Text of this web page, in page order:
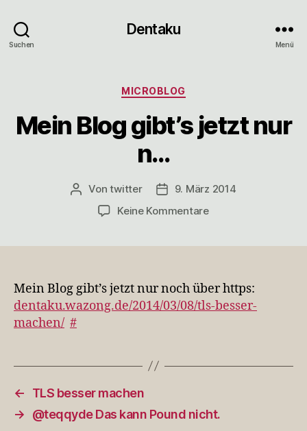
Suchen
Dentaku
Menü
Kategorien
MICROBLOG
Mein Blog gibt’s jetzt nur
n…
Beitragsautor
Vontwitter Veröffentlichungsdatum
9. März 2014
Keine Kommentarezu
nur
n…
Mein Blog gibt’s jetzt nur noch über https:
dentaku.wazong.de/2014/03/08/tls-besser-
machen/ #
←
TLS besser machen
→
@teqqyde Das kann Pound nicht.